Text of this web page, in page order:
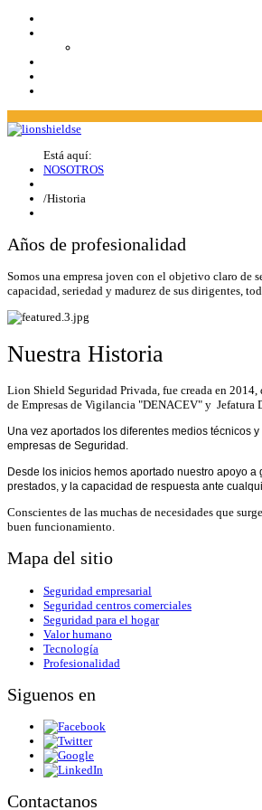
Está aquí:
NOSOTROS
/Historia
Años de profesionalidad
Somos una empresa joven con el objetivo claro de
capacidad, seriedad y madurez de sus dirigentes,
Nuestra Historia
Lion Shield Seguridad Privada, fue creada en
de Empresas de Vigilancia "DENACEV" y Jefatura
Una vez aportados los diferentes medios técnicos
empresas de Seguridad.
Desde los inicios hemos aportado nuestro apoyo
prestados, y la capacidad de respuesta ante
Conscientes de las muchas de necesidades que
buen funcionamiento.
Mapa del sitio
Seguridad empresarial
Seguridad centros comerciales
Seguridad para el hogar
Valor humano
Tecnología
Profesionalidad
Siguenos en
Contactanos